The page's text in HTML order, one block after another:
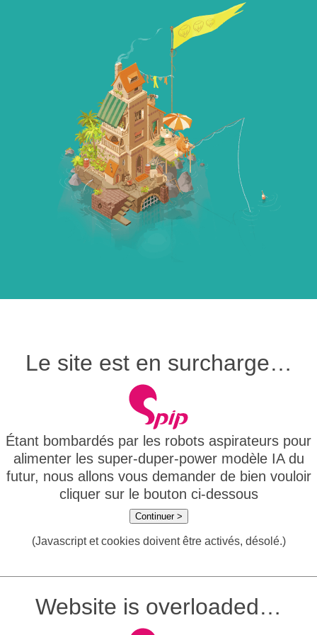
Le site est en surcharge…
Étant bombardés par les robots aspirateurs pour
alimenter les super-duper-power modèle IA du
futur, nous allons vous demander de bien vouloir
cliquer sur le bouton ci-dessous
Continuer >
(Javascript et cookies doivent être activés, désolé.)
Website is overloaded…